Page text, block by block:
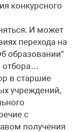
конкурсного
И может
перехода на
образовании”
отбора…
в старшие
учреждений,
с
получения